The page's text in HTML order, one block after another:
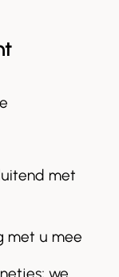
met
met u mee
we